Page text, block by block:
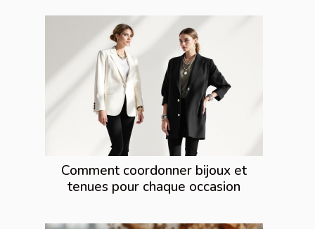
Comment coordonner bijoux et
tenues pour chaque occasion